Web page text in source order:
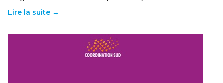
Lire la suite →